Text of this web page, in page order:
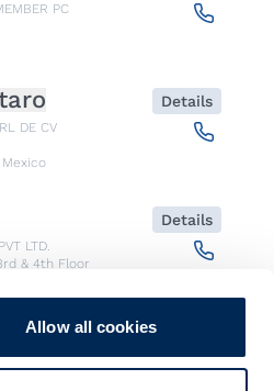
Allow all cookies
PC
DE CV
Mexico
Details
LTD.
& 4th Floor
Details
Ltd.